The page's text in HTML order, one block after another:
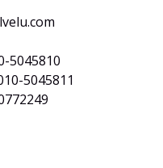
5045810
5045811